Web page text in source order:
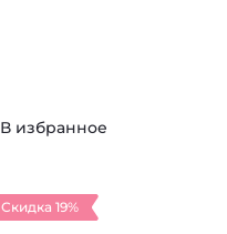
В избранное
Скидка 19%